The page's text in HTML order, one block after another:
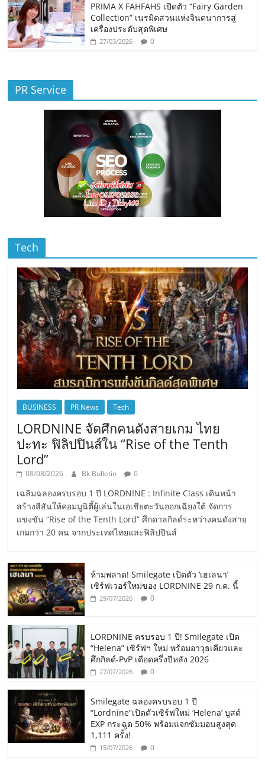
PRIMA X FAHFAHS เปิดตัว “Fairy Garden
Collection” เนรมิตสวนแห่งจินตนาการสู่
เครื่องประดับสุดพิเศษ
27/03/2026 0
PR Service
Tech
BUSINESS PR News Tech
LORDNINE จัดศึกคนดังสายเกม ไทย
ปะทะ ฟิลิปปินส์ใน “Rise of the Tenth
Lord”
08/08/2026 Bk Bulletin 0
เฉลิมฉลองครบรอบ 1 ปี LORDNINE : Infinite Class เดินหน้า
สร้างสีสันให้คอมมูนิตี้ผู้เล่นในเอเชียตะวันออกเฉียงใต้ จัดการ
แข่งขัน “Rise of the Tenth Lord” ศึกดวลกิลด์ระหว่างคนดังสาย
เกมกว่า 20 คน จากประเทศไทยและฟิลิปปินส์
ห้ามพลาด! Smilegate เปิดตัว ‘เฮเลนา’
เซิร์ฟเวอร์ใหม่ของ LORDNINE 29 ก.ค. นี้
29/07/2026 0
LORDNINE ครบรอบ 1 ปี! Smilegate เปิด
“Helena” เซิร์ฟฯ ใหม่ พร้อมอาวุธเคียวและ
ศึกกิลด์-PvP เดือดครึ่งปีหลัง 2026
27/07/2026 0
Smilegate ฉลองครบรอบ 1 ปี
“Lordnine”เปิดตัวเซิร์ฟใหม่ ‘Helena’ บูสต์
EXP กระฉูด 50% พร้อมแจกซัมมอนสูงสุด
1,111 ครั้ง!
15/07/2026 0